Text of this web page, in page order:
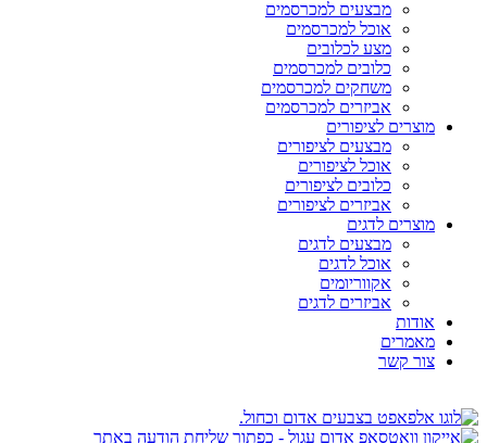
מבצעים למכרסמים
אוכל למכרסמים
מצע לכלובים
כלובים למכרסמים
משחקים למכרסמים
אביזרים למכרסמים
מוצרים לציפורים
מבצעים לציפורים
אוכל לציפורים
כלובים לציפורים
אביזרים לציפורים
מוצרים לדגים
מבצעים לדגים
אוכל לדגים
אקווריומים
אביזרים לדגים
אודות
מאמרים
צור קשר